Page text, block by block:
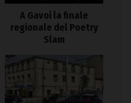
A Gavoi la finale
regionale del Poetry
Slam